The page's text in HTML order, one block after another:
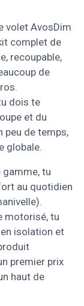
volet AvosDim
complet de
recoupable,
de
dois te
et du
peu de temps,
globale.
gamme, tu
au quotidien
motorisé, tu
isolation et
premier prix
haut de